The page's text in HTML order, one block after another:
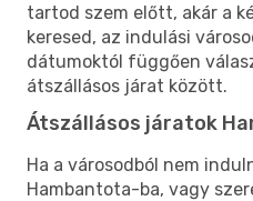
tartod szem előtt, akár a
keresed, az indulási
dátumoktól függően
átszállásos járat között.
Átszállásos járatok
Ha a városodból nem
Hambantota-ba, vagy